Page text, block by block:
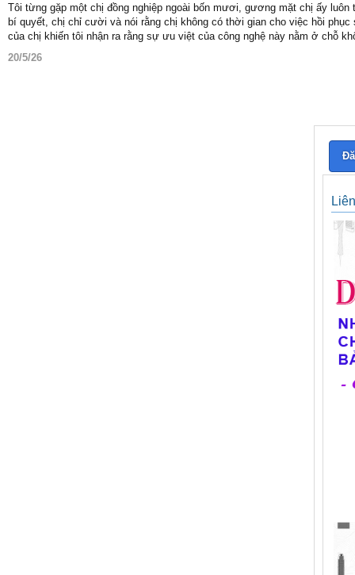
Tôi từng gặp một chị đồng nghiệp ngoài bốn mươi, gương mặt chị ấy
bí quyết, chị chỉ cười và nói rằng chị không có thời gian cho việc hồi
của chị khiến tôi nhận ra rằng sự ưu việt của công nghệ này nằm ở chỗ
20/5/26